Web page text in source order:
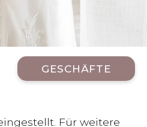
GESCHÄFTE
Für weitere